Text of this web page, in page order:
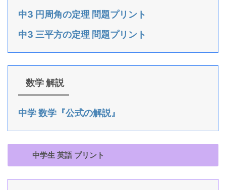
中3 円周角の定理 問題プリント
中3 三平方の定理 問題プリント
数学 解説
中学 数学『公式の解説』
中学生 英語 プリント